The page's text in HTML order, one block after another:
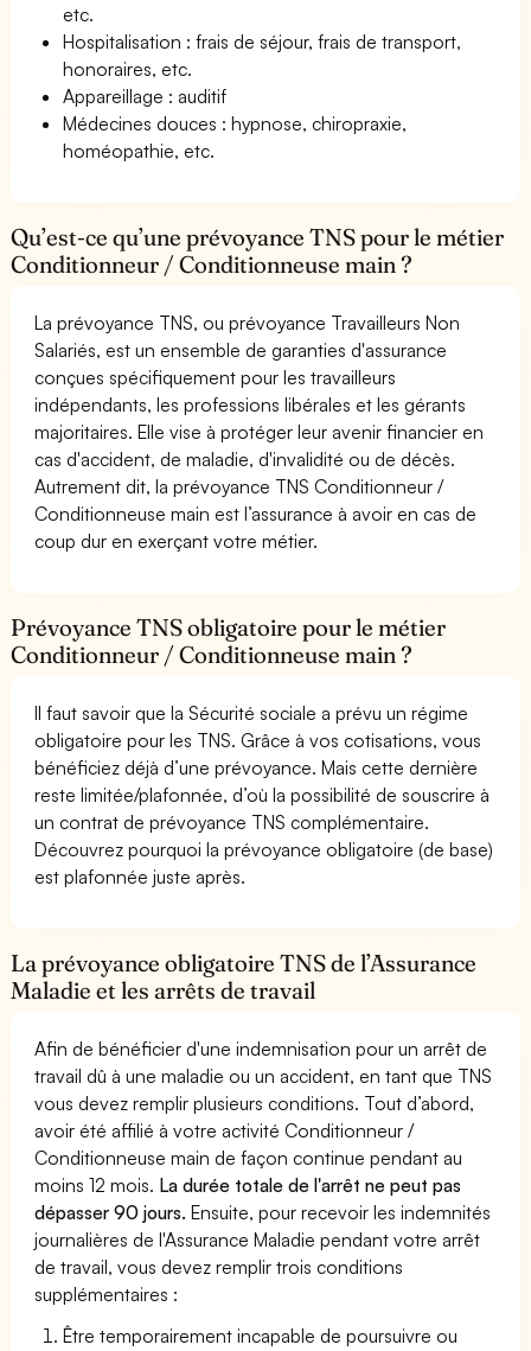
etc.
Hospitalisation : frais de séjour, frais de transport,
honoraires, etc.
Appareillage : auditif
Médecines douces : hypnose, chiropraxie,
homéopathie, etc.
Qu’est-ce qu’une prévoyance TNS pour le métier
Conditionneur / Conditionneuse main ?
La prévoyance TNS, ou prévoyance Travailleurs Non
Salariés, est un ensemble de garanties d'assurance
conçues spécifiquement pour les travailleurs
indépendants, les professions libérales et les gérants
majoritaires. Elle vise à protéger leur avenir financier en
cas d'accident, de maladie, d'invalidité ou de décès.
Autrement dit, la prévoyance TNS Conditionneur /
Conditionneuse main est l’assurance à avoir en cas de
coup dur en exerçant votre métier.
Prévoyance TNS obligatoire pour le métier
Conditionneur / Conditionneuse main ?
Il faut savoir que la Sécurité sociale a prévu un régime
obligatoire pour les TNS. Grâce à vos cotisations, vous
bénéficiez déjà d’une prévoyance. Mais cette dernière
reste limitée/plafonnée, d’où la possibilité de souscrire à
un contrat de prévoyance TNS complémentaire.
Découvrez pourquoi la prévoyance obligatoire (de base)
est plafonnée juste après.
La prévoyance obligatoire TNS de l’Assurance
Maladie et les arrêts de travail
Afin de bénéficier d'une indemnisation pour un arrêt de
travail dû à une maladie ou un accident, en tant que TNS
vous devez remplir plusieurs conditions. Tout d’abord,
avoir été affilié à votre activité Conditionneur /
Conditionneuse main de façon continue pendant au
moins 12 mois. La durée totale de l'arrêt ne peut pas
dépasser 90 jours. Ensuite, pour recevoir les indemnités
journalières de l'Assurance Maladie pendant votre arrêt
de travail, vous devez remplir trois conditions
supplémentaires :
Être temporairement incapable de poursuivre ou